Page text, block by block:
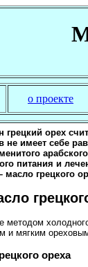
о проекте
грецкий орех
не имеет себе
питания и
грецкого
методом
и мягким
ореха